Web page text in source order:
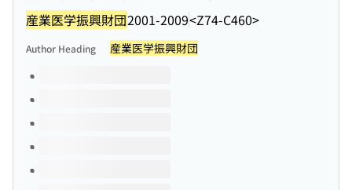
産業医学振興財団2001-2009<Z74-C460>
Author Heading 産業医学振興財団
Volumes of this title